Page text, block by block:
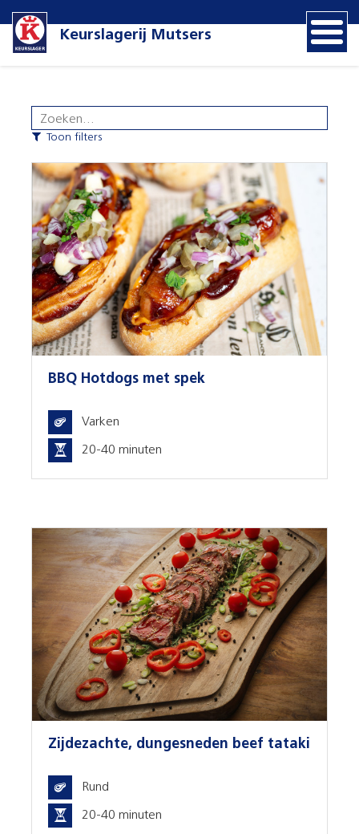
Keurslagerij Mutsers
Toon filters
BBQ Hotdogs met spek
Varken
20-40 minuten
Zijdezachte, dungesneden beef tataki
Rund
20-40 minuten